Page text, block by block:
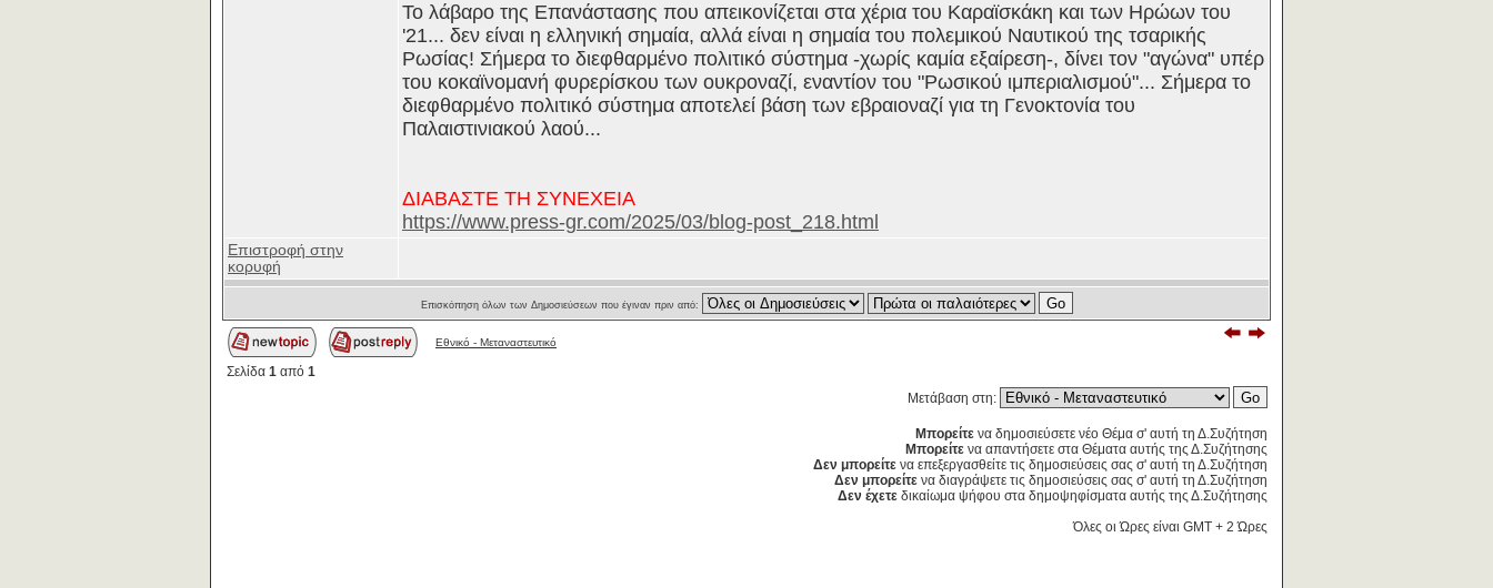
Το λάβαρο της Επανάστασης που απεικονίζεται στα χέρια του Καραϊσκάκη και των Ηρώων του
'21... δεν είναι η ελληνική σημαία, αλλά είναι η σημαία του πολεμικού Ναυτικού της τσαρικής
Ρωσίας! Σήμερα το διεφθαρμένο πολιτικό σύστημα -χωρίς καμία εξαίρεση-, δίνει τον "αγώνα" υπέρ
του κοκαϊνομανή φυρερίσκου των ουκροναζί, εναντίον του "Ρωσικού ιμπεριαλισμού"... Σήμερα το
διεφθαρμένο πολιτικό σύστημα αποτελεί βάση των εβραιοναζί για τη Γενοκτονία του
Παλαιστινιακού λαού...
ΔΙΑΒΑΣΤΕ ΤΗ ΣΥΝΕΧΕΙΑ
https://www.press-gr.com/2025/03/blog-post_218.html
Επιστροφή στην
κορυφή
Επισκόπηση όλων των Δημοσιεύσεων που έγιναν πριν από:
Εθνικό - Μεταναστευτικό
Σελίδα 1 από 1
Μετάβαση στη:
Μπορείτε να δημοσιεύσετε νέο Θέμα σ' αυτή τη Δ.Συζήτηση
Μπορείτε να απαντήσετε στα Θέματα αυτής της Δ.Συζήτησης
Δεν μπορείτε να επεξεργασθείτε τις δημοσιεύσεις σας σ' αυτή τη Δ.Συζήτηση
Δεν μπορείτε να διαγράψετε τις δημοσιεύσεις σας σ' αυτή τη Δ.Συζήτηση
Δεν έχετε δικαίωμα ψήφου στα δημοψηφίσματα αυτής της Δ.Συζήτησης
Όλες οι Ώρες είναι GMT + 2 Ώρες